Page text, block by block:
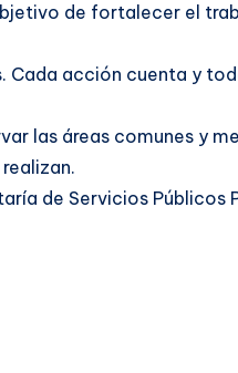
de fortalecer el
Cada acción cuenta y
las áreas comunes y
de Servicios Públicos